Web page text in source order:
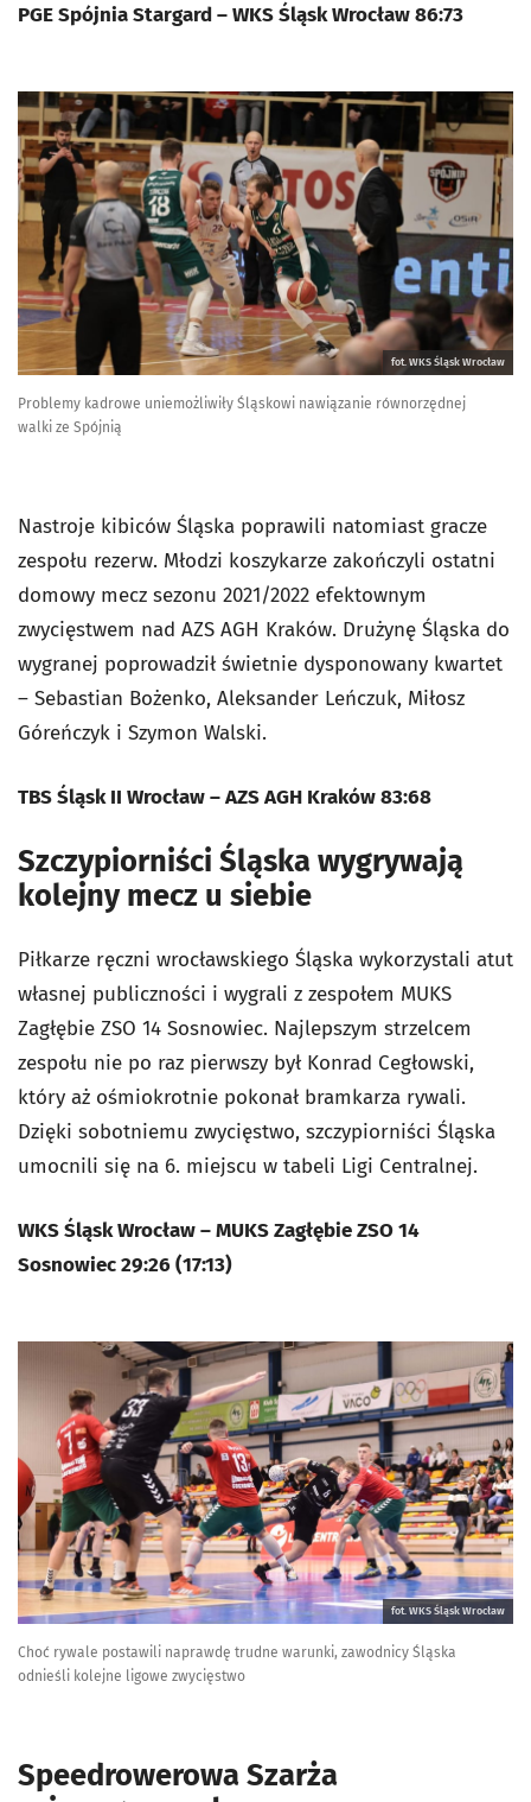
PGE Spójnia Stargard – WKS Śląsk Wrocław 86:73
fot. WKS Śląsk Wrocław
Problemy kadrowe uniemożliwiły Śląskowi nawiązanie równorzędnej
walki ze Spójnią
Nastroje kibiców Śląska poprawili natomiast gracze
zespołu rezerw. Młodzi koszykarze zakończyli ostatni
domowy mecz sezonu 2021/2022 efektownym
zwycięstwem nad AZS AGH Kraków. Drużynę Śląska do
wygranej poprowadził świetnie dysponowany kwartet
– Sebastian Bożenko, Aleksander Leńczuk, Miłosz
Góreńczyk i Szymon Walski.
TBS Śląsk II Wrocław – AZS AGH Kraków 83:68
Szczypiorniści Śląska wygrywają
kolejny mecz u siebie
Piłkarze ręczni wrocławskiego Śląska wykorzystali atut
własnej publiczności i wygrali z zespołem MUKS
Zagłębie ZSO 14 Sosnowiec. Najlepszym strzelcem
zespołu nie po raz pierwszy był Konrad Cegłowski,
który aż ośmiokrotnie pokonał bramkarza rywali.
Dzięki sobotniemu zwycięstwo, szczypiorniści Śląska
umocnili się na 6. miejscu w tabeli Ligi Centralnej.
WKS Śląsk Wrocław – MUKS Zagłębie ZSO 14
Sosnowiec 29:26 (17:13)
fot. WKS Śląsk Wrocław
Choć rywale postawili naprawdę trudne warunki, zawodnicy Śląska
odnieśli kolejne ligowe zwycięstwo
Speedrowerowa Szarża